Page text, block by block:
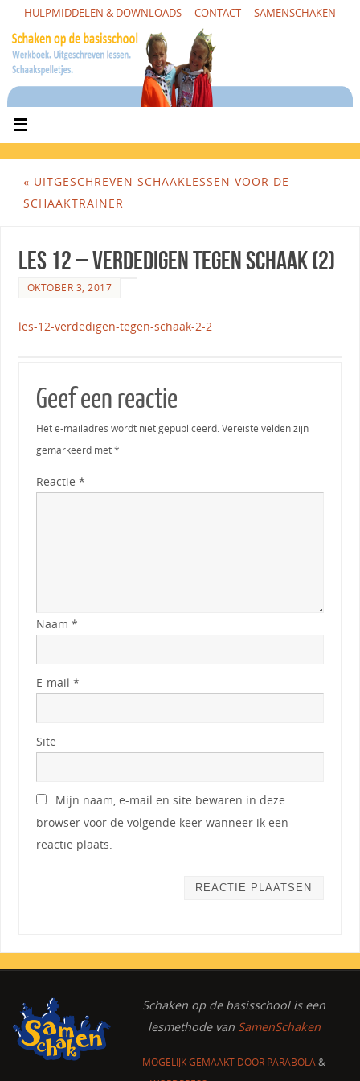
HULPMIDDELEN & DOWNLOADS CONTACT SAMENSCHAKEN
« UITGESCHREVEN SCHAAKLESSEN VOOR DE
SCHAAKTRAINER
Les 12 – Verdedigen tegen schaak (2)
OKTOBER 3, 2017
les-12-verdedigen-tegen-schaak-2-2
Geef een reactie
Het e-mailadres wordt niet gepubliceerd.Vereiste velden zijn
gemarkeerd met*
Reactie*
Naam*
E-mail*
Site
Mijn naam, e-mail en site bewaren in deze
browser voor de volgende keer wanneer ik een
reactie plaats.
Schaken op de basisschoolis een
lesmethode van SamenSchaken
MOGELIJK GEMAAKT DOOR PARABOLA&